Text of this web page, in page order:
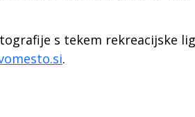
s tekem rekreacijske
.